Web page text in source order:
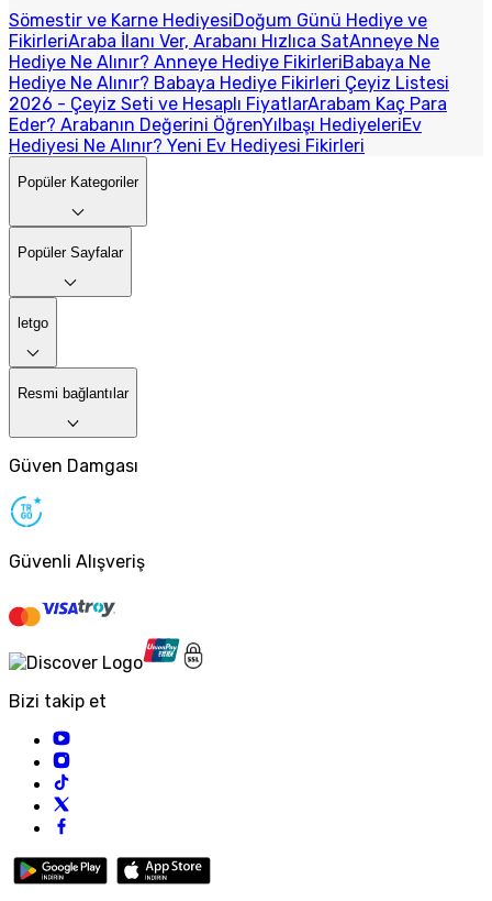
Sömestir ve Karne HediyesiDoğum Günü Hediye ve
FikirleriAraba İlanı Ver, Arabanı Hızlıca SatAnneye Ne
Hediye Ne Alınır? Anneye Hediye FikirleriBabaya Ne
Hediye Ne Alınır? Babaya Hediye Fikirleri Çeyiz Listesi
2026 - Çeyiz Seti ve Hesaplı FiyatlarArabam Kaç Para
Eder? Arabanın Değerini ÖğrenYılbaşı HediyeleriEv
Hediyesi Ne Alınır? Yeni Ev Hediyesi Fikirleri
Popüler Kategoriler
Popüler Sayfalar
letgo
Resmi bağlantılar
Güven Damgası
Güvenli Alışveriş
Bizi takip et